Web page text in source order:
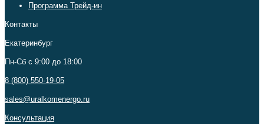
Программа Трейд-ин
Контакты
Екатеринбург
Пн-Сб c 9:00 до 18:00
8 (800) 550-19-05
sales@uralkomenergo.ru
Консультация